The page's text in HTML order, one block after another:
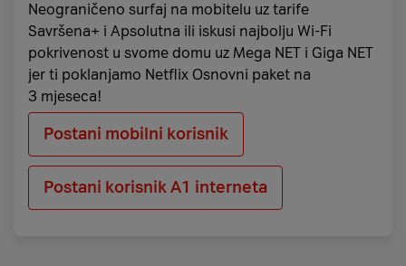
Neograničeno surfaj na mobitelu uz tarife
Savršena+ i Apsolutna ili iskusi najbolju Wi-Fi
pokrivenost u svome domu uz Mega NET i Giga NET
jer ti poklanjamo Netflix Osnovni paket na
3 mjeseca!
Postani mobilni korisnik
Postani korisnik A1 interneta